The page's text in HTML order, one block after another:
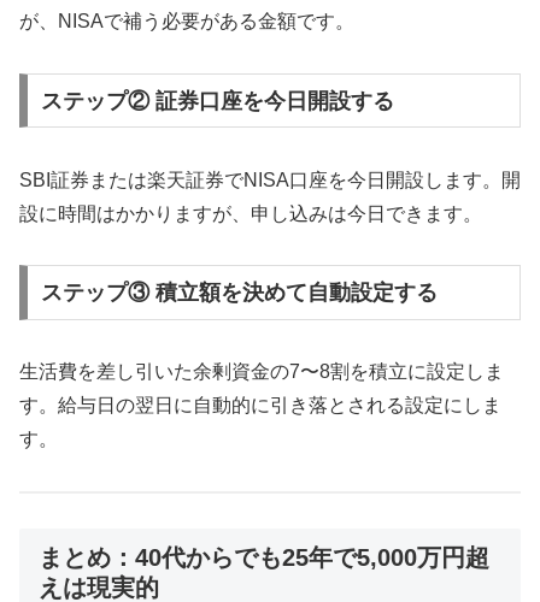
が、NISAで補う必要がある金額です。
ステップ② 証券口座を今日開設する
SBI証券または楽天証券でNISA口座を今日開設します。開
設に時間はかかりますが、申し込みは今日できます。
ステップ③ 積立額を決めて自動設定する
生活費を差し引いた余剰資金の7〜8割を積立に設定しま
す。給与日の翌日に自動的に引き落とされる設定にしま
す。
まとめ：40代からでも25年で5,000万円超
えは現実的